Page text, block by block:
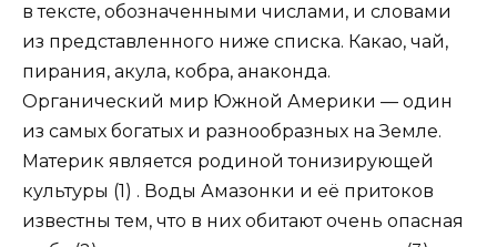
в тексте, обозначенными числами, и словами
из представленного ниже списка. Какао, чай,
пирания, акула, кобра, анаконда.
Органический мир Южной Америки — один
из самых богатых и разнообразных на Земле.
Материк является родиной тонизирующей
культуры (1) . Воды Амазонки и её притоков
известны тем, что в них обитают очень опасная